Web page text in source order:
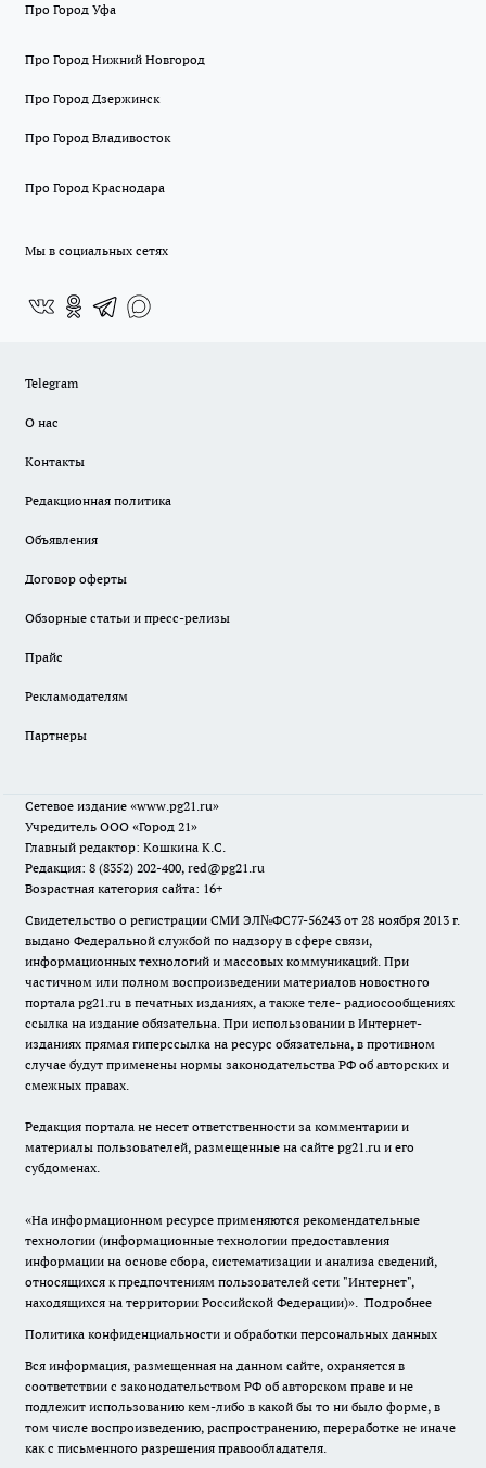
Про Город Уфа
Про Город Нижний Новгород
Про Город Дзержинск
Про Город Владивосток
Про Город Краснодара
Мы в социальных сетях
Telegram
О нас
Контакты
Редакционная политика
Объявления
Договор оферты
Обзорные статьи и пресс-релизы
Прайс
Рекламодателям
Партнеры
Сетевое издание «www.pg21.ru»
Учредитель ООО «Город 21»
Главный редактор: Кошкина К.С.
Редакция: 8 (8352) 202-400, red@pg21.ru
Возрастная категория сайта: 16+
Свидетельство о регистрации СМИ ЭЛ№ФС77-56243 от 28 ноября 2013 г.
выдано Федеральной службой по надзору в сфере связи,
информационных технологий и массовых коммуникаций. При
частичном или полном воспроизведении материалов новостного
портала pg21.ru в печатных изданиях, а также теле- радиосообщениях
ссылка на издание обязательна. При использовании в Интернет-
изданиях прямая гиперссылка на ресурс обязательна, в противном
случае будут применены нормы законодательства РФ об авторских и
смежных правах.
Редакция портала не несет ответственности за комментарии и
материалы пользователей, размещенные на сайте pg21.ru и его
субдоменах.
«На информационном ресурсе применяются рекомендательные
технологии (информационные технологии предоставления
информации на основе сбора, систематизации и анализа сведений,
относящихся к предпочтениям пользователей сети "Интернет",
находящихся на территории Российской Федерации)». Подробнее
Политика конфиденциальности и обработки персональных данных
Вся информация, размещенная на данном сайте, охраняется в
соответствии с законодательством РФ об авторском праве и не
подлежит использованию кем-либо в какой бы то ни было форме, в
том числе воспроизведению, распространению, переработке не иначе
как с письменного разрешения правообладателя.